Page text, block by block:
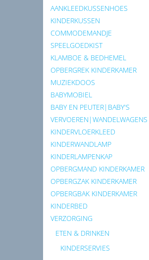
AANKLEEDKUSSENHOES
KINDERKUSSEN
COMMODEMANDJE
SPEELGOEDKIST
KLAMBOE & BEDHEMEL
OPBERGREK KINDERKAMER
MUZIEKDOOS
BABYMOBIEL
BABY EN PEUTER|BABY'S
VERVOEREN|WANDELWAGENS
KINDERVLOERKLEED
KINDERWANDLAMP
KINDERLAMPENKAP
OPBERGMAND KINDERKAMER
OPBERGZAK KINDERKAMER
OPBERGBAK KINDERKAMER
KINDERBED
VERZORGING
ETEN & DRINKEN
KINDERSERVIES